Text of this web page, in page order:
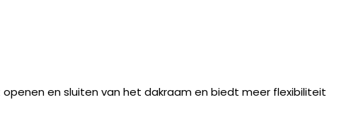
en sluiten van het dakraam en biedt meer flexibiliteit